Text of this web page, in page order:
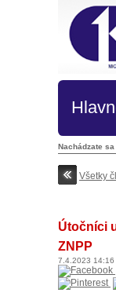
Nachádzate sa
Všetky
Útočníci
ZNPP
7.4.2023 14:16